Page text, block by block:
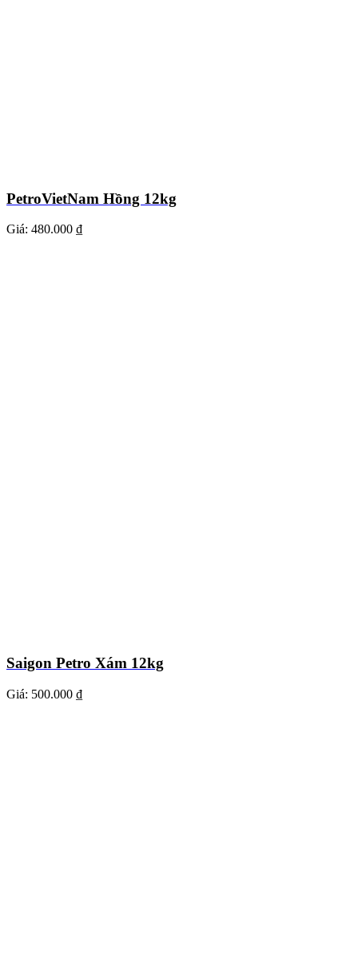
PetroVietNam Hồng 12kg
Giá: 480.000 ₫
Saigon Petro Xám 12kg
Giá: 500.000 ₫